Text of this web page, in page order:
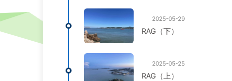
2025-05-29
RAG（下）
2025-05-25
RAG（上）